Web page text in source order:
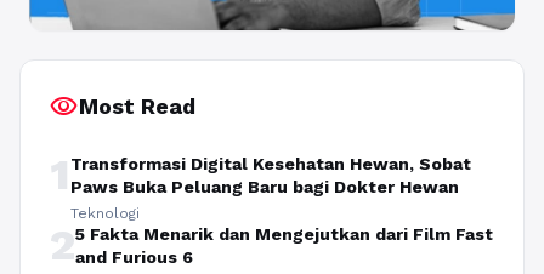
visibilityMost Read
1 Transformasi Digital Kesehatan Hewan, Sobat
Paws Buka Peluang Baru bagi Dokter Hewan
Teknologi
25 Fakta Menarik dan Mengejutkan dari Film Fast
and Furious 6